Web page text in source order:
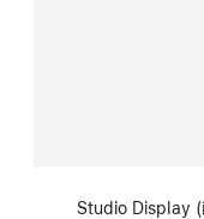
Studio Display (